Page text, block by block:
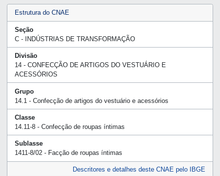
Estrutura do CNAE
Seção
C - INDÚSTRIAS DE TRANSFORMAÇÃO
Divisão
14 - CONFECÇÃO DE ARTIGOS DO VESTUÁRIO E
ACESSÓRIOS
Grupo
14.1 - Confecção de artigos do vestuário e acessórios
Classe
14.11-8 - Confecção de roupas íntimas
Sublasse
1411-8/02 - Facção de roupas íntimas
Descritores e detalhes deste CNAE pelo IBGE